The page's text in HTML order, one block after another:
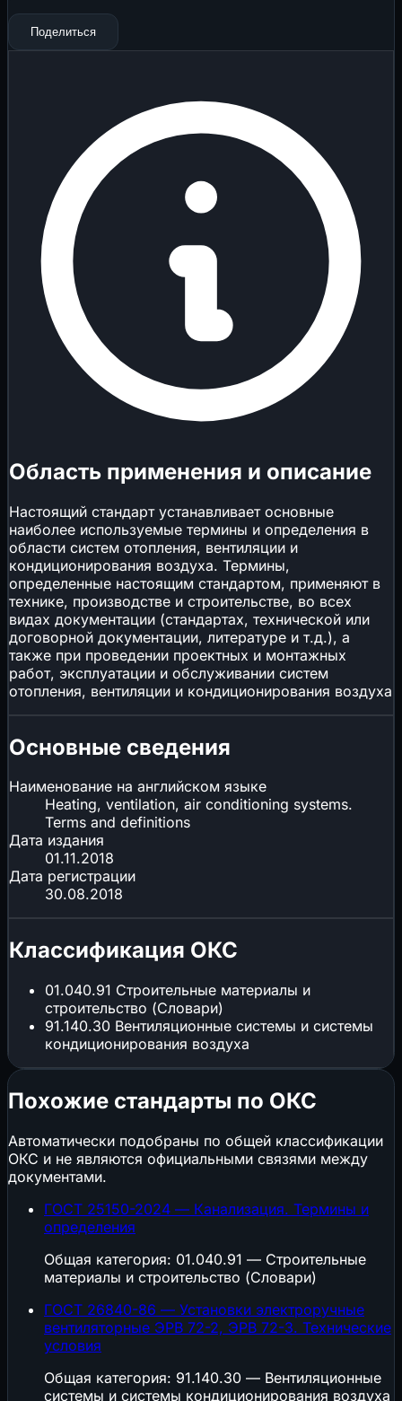
Поделиться
Область применения и описание
Настоящий стандарт устанавливает основные
наиболее используемые термины и определения в
области систем отопления, вентиляции и
кондиционирования воздуха. Термины,
определенные настоящим стандартом, применяют в
технике, производстве и строительстве, во всех
видах документации (стандартах, технической или
договорной документации, литературе и т.д.), а
также при проведении проектных и монтажных
работ, эксплуатации и обслуживании систем
отопления, вентиляции и кондиционирования воздуха
Основные сведения
Наименование на английском языке
Heating, ventilation, air conditioning systems.
Terms and definitions
Дата издания
01.11.2018
Дата регистрации
30.08.2018
Классификация ОКС
01.040.91 Строительные материалы и
строительство (Словари)
91.140.30 Вентиляционные системы и системы
кондиционирования воздуха
Похожие стандарты по ОКС
Автоматически подобраны по общей классификации
ОКС и не являются официальными связями между
документами.
ГОСТ 25150-2024 — Канализация. Термины и
определения
Общая категория: 01.040.91 — Строительные
материалы и строительство (Словари)
ГОСТ 26840-86 — Установки электроручные
вентиляторные ЭРВ 72-2, ЭРВ 72-3. Технические
условия
Общая категория: 91.140.30 — Вентиляционные
системы и системы кондиционирования воздуха